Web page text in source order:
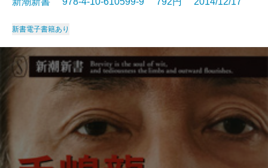
新書電子書籍あり